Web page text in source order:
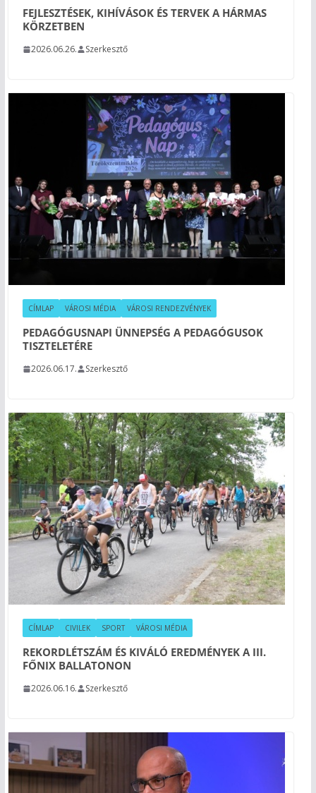
FEJLESZTÉSEK, KIHÍVÁSOK ÉS TERVEK A HÁRMAS
KÖRZETBEN
2026.06.26. Szerkesztő
CÍMLAP VÁROSI MÉDIA VÁROSI RENDEZVÉNYEK
PEDAGÓGUSNAPI ÜNNEPSÉG A PEDAGÓGUSOK
TISZTELETÉRE
2026.06.17. Szerkesztő
CÍMLAP CIVILEK SPORT VÁROSI MÉDIA
REKORDLÉTSZÁM ÉS KIVÁLÓ EREDMÉNYEK A III.
FŐNIX BALLATONON
2026.06.16. Szerkesztő